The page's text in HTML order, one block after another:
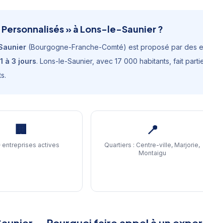
» à Lons-le-Saunier?
(Bourgogne-Franche-Comté) est proposé par des
1 à 3 jours. Lons-le-Saunier, avec 17 000 habitants , fait
🏢
entreprises actives
📍
Quartiers : Centre-ville, Marjorie,
Montaigu